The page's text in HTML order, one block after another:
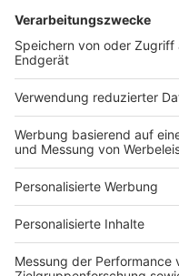
1,5 geschossig bauen
3 geschossig bauen
Atriumhaus bauen
Containerhaus bauen
Fachwerkhaus bauen
Schwedenhaus bauen